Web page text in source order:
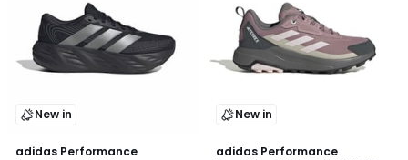
New in
adidas Performance
4,9
2
New in
adidas Performance
4,8